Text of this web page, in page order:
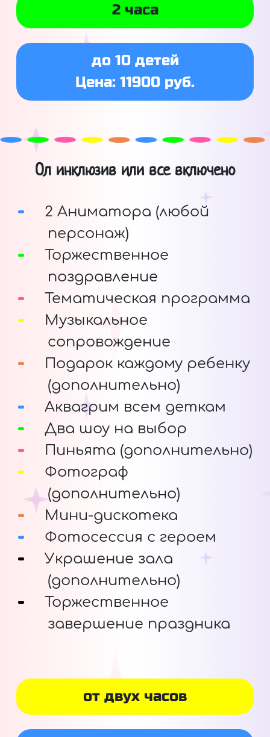
2 часа
до 10 детей
Цена: 11900 руб.
Ол инклюзив или все включено
2 Аниматора (любой
персонаж)
Торжественное
поздравление
Тематическая программа
Музыкальное
сопровождение
Подарок каждому ребенку
(дополнительно)
Аквагрим всем деткам
Два шоу на выбор
Пиньята (дополнительно)
Фотограф
(дополнительно)
Мини-дискотека
Фотосессия с героем
Украшение зала
(дополнительно)
Торжественное
завершение праздника
от двух часов